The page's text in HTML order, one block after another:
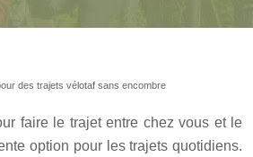
des trajets vélotaf sans encombre
faire le trajet entre chez vous et le
option pour les trajets quotidiens.